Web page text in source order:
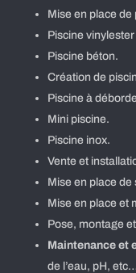
Mise en place
Piscine
Piscine béton.
Création de
Piscine à
Mini piscine.
Piscine inox.
Vente et
Mise en place
Mise en place et
Pose, montage
Maintenance et
de l’eau, pH,